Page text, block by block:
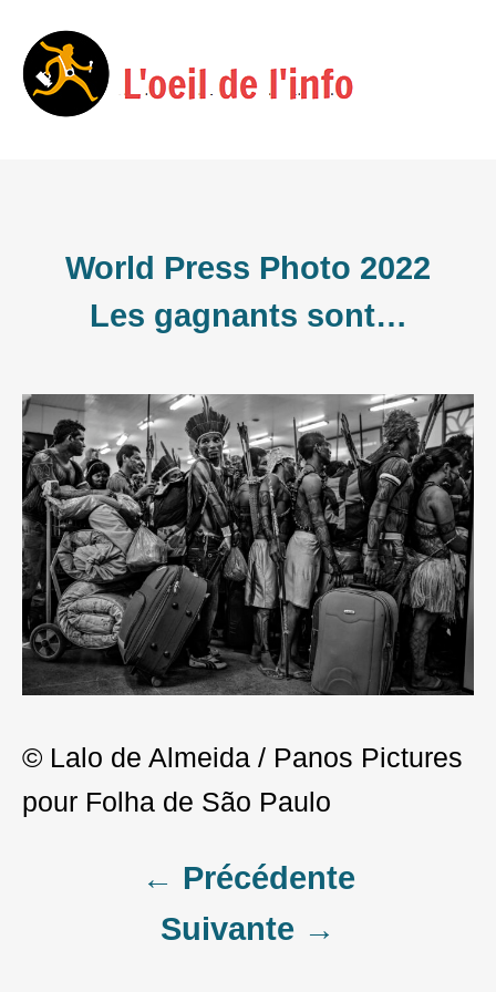
Skip
to
World Press Photo 2022
Les gagnants sont…
© Lalo de Almeida / Panos Pictures
pour Folha de São Paulo
navigation
← Précédente
Suivante →